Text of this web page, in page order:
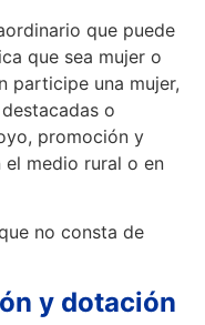
que puede
que sea mujer o
participe una mujer,
o
promoción y
el medio rural o en
no consta de
y dotación